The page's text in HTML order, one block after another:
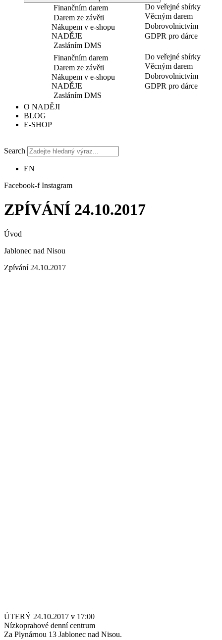
Finančním darem
Darem ze závěti
Nákupem v e-shopu
NADĚJE
Zasláním DMS
Do veřejné sbírky
Věcným darem
Dobrovolnictvím
GDPR pro dárce
Finančním darem
Darem ze závěti
Nákupem v e-shopu
NADĚJE
Zasláním DMS
Do veřejné sbírky
Věcným darem
Dobrovolnictvím
GDPR pro dárce
O NADĚJI
BLOG
E-SHOP
Search
EN
Facebook-f Instagram
ZPÍVÁNÍ 24.10.2017
Úvod
Jablonec nad Nisou
Zpívání 24.10.2017
ÚTERÝ 24.10.2017 v 17:00
Nízkoprahové denní centrum
Za Plynárnou 13 Jablonec nad Nisou.